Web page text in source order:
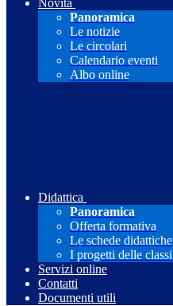
Novità
Panoramica
Le notizie
Le circolari
Calendario eventi
Albo online
Didattica
Panoramica
Offerta formativa
Le schede didattiche
I progetti delle classi
Servizi online
Contatti
Documenti utili